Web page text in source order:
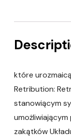
które
Retribution:
stanowiącym
zakątków